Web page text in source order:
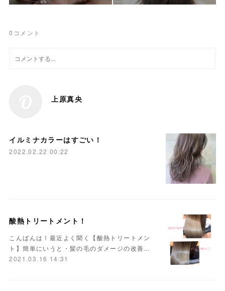
0 コメント
上原真央
イルミナカラーはすごい！
2022.02.22 00:22
酸熱トリートメント！
こんばんは！最近よく聞く【酸熱トリートメン
ト】簡単にいうと・髪の毛のダメージの改善…
2021.03.16 14:31